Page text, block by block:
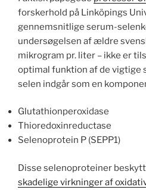
forskerhold på Linköpings
gennemsnitlige serum-
undersøgelsen af ældre
mikrogram pr. liter – ikke er
optimal funktion af de vigtige
selen indgår som en
Glutathionperoxidase
Thioredoxinreductase
Selenoprotein P (SEPP1)
Disse selenoproteiner
skadelige virkninger af